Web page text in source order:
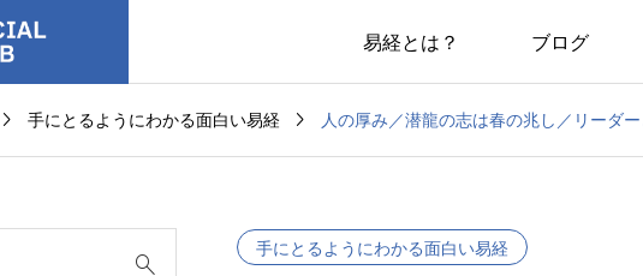
易経とは？ ブログ
 手にとるようにわかる面白い易経  人の厚み／潜龍の志は春の兆し／リーダ
手にとるようにわかる面白い易経